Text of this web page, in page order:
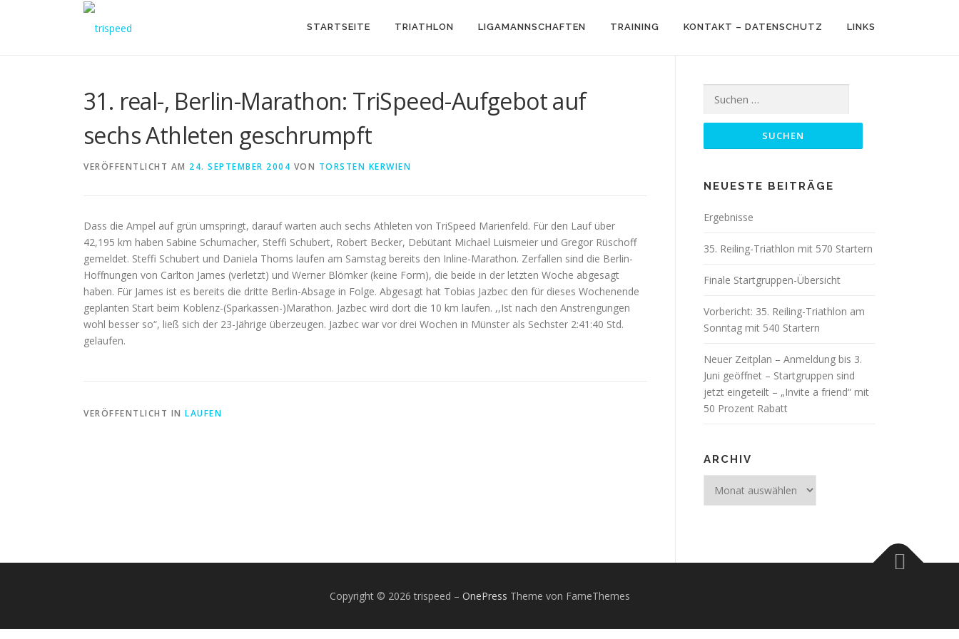
STARTSEITE TRIATHLON LIGAMANNSCHAFTEN TRAINING KONTAKT – DATENSCHUTZ LINKS
31. real-, Berlin-Marathon: TriSpeed-Aufgebot auf
sechs Athleten geschrumpft
VERÖFFENTLICHT AM 24. SEPTEMBER 2004 VON TORSTEN KERWIEN
Dass die Ampel auf grün umspringt, darauf warten auch sechs Athleten von TriSpeed Marienfeld. Für den Lauf über
42,195 km haben Sabine Schumacher, Steffi Schubert, Robert Becker, Debütant Michael Luismeier und Gregor Rüschoff
gemeldet. Steffi Schubert und Daniela Thoms laufen am Samstag bereits den Inline-Marathon. Zerfallen sind die Berlin-
Hoffnungen von Carlton James (verletzt) und Werner Blömker (keine Form), die beide in der letzten Woche abgesagt
haben. Für James ist es bereits die dritte Berlin-Absage in Folge. Abgesagt hat Tobias Jazbec den für dieses Wochenende
geplanten Start beim Koblenz-(Sparkassen-)Marathon. Jazbec wird dort die 10 km laufen. ,,Ist nach den Anstrengungen
wohl besser so“, ließ sich der 23-Jährige überzeugen. Jazbec war vor drei Wochen in Münster als Sechster 2:41:40 Std.
gelaufen.
VERÖFFENTLICHT IN LAUFEN
nach:
NEUESTE BEITRÄGE
Ergebnisse
35. Reiling-Triathlon mit 570 Startern
Finale Startgruppen-Übersicht
Vorbericht: 35. Reiling-Triathlon am
Sonntag mit 540 Startern
Neuer Zeitplan – Anmeldung bis 3.
Juni geöffnet – Startgruppen sind
jetzt eingeteilt – „Invite a friend“ mit
50 Prozent Rabatt
ARCHIV
Copyright © 2026 trispeed – OnePress Theme von FameThemes